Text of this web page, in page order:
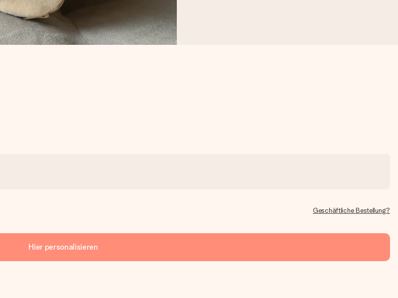
Geschäftliche Bestellung?
Hier personalisieren